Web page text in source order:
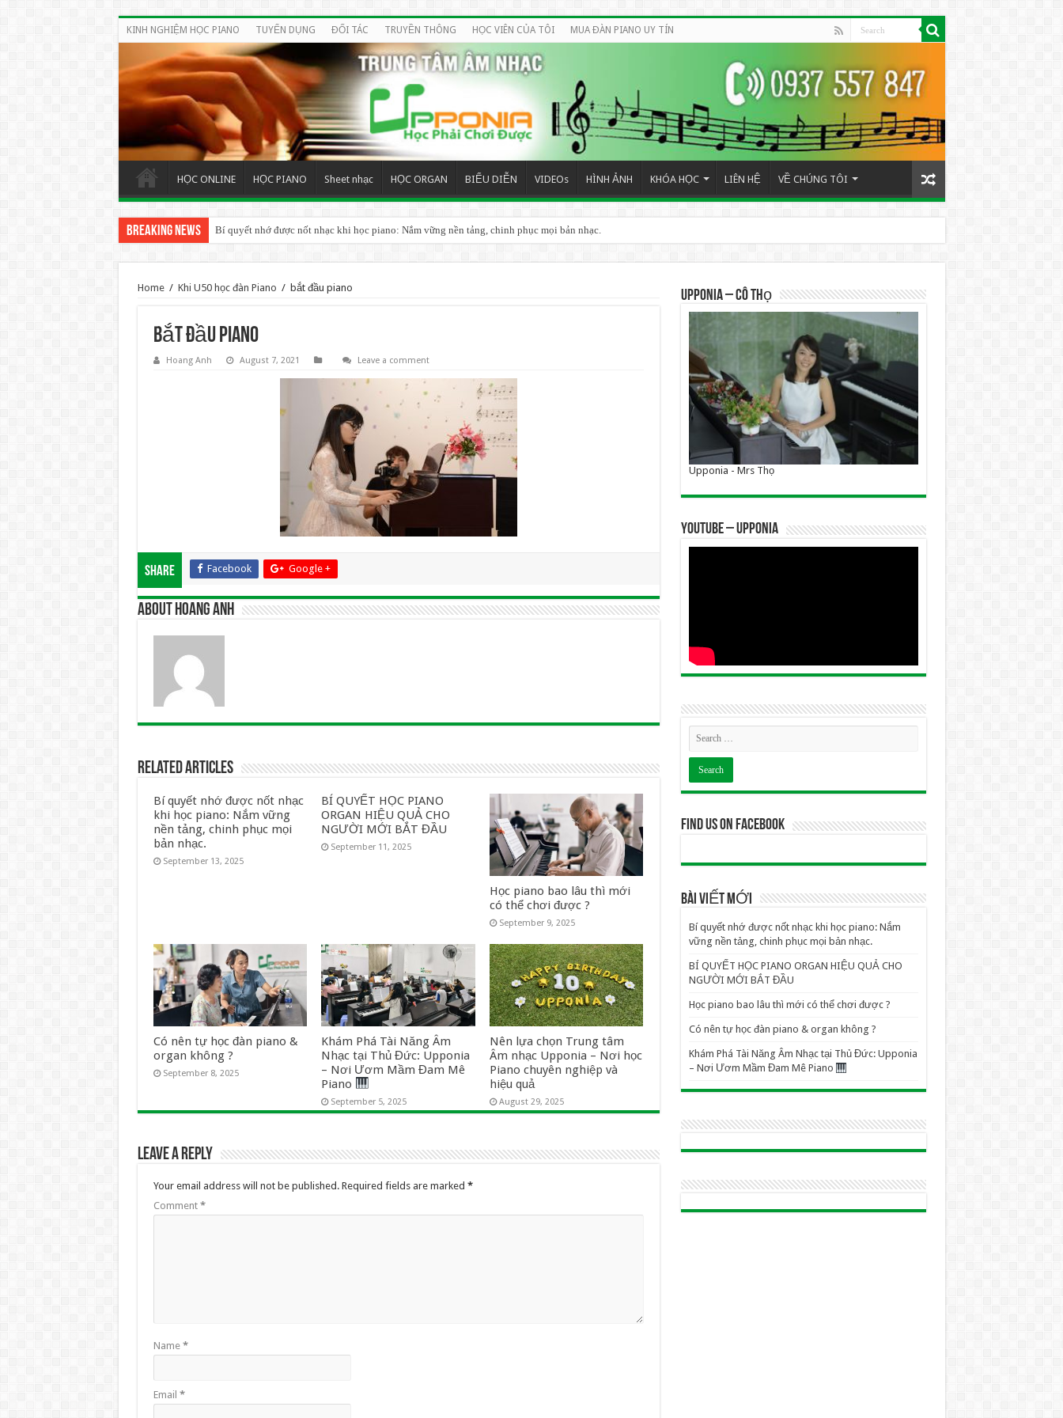
KINH NGHIỆM HỌC PIANO TUYỂN DỤNG ĐỐI TÁC TRUYỀN THÔNG HỌC VIÊN CỦA TÔI MUA ĐÀN PIANO UY TÍN
HỌC ONLINE HỌC PIANO Sheet nhạc HỌC ORGAN BIỂU DIỄN VIDEOs HÌNH ẢNH KHÓA HỌC LIÊN HỆ VỀ CHÚNG TÔI
Breaking News Bí quyết nhớ được nốt nhạc khi học piano: Nắm vững nền tảng, chinh phục mọi bản nhạc.
Home / Khi U50 học đàn Piano / bắt đầu piano
bắt đầu piano
Hoang Anh August 7, 2021 Leave a comment
Share Facebook Google +
About Hoang Anh
Related Articles
Bí quyết nhớ được nốt nhạc
khi học piano: Nắm vững
nền tảng, chinh phục mọi
bản nhạc.
September 13, 2025
BÍ QUYẾT HỌC PIANO
ORGAN HIỆU QUẢ CHO
NGƯỜI MỚI BẮT ĐẦU
September 11, 2025
Học piano bao lâu thì mới
có thể chơi được ?
September 9, 2025
Có nên tự học đàn piano &
organ không ?
September 8, 2025
Khám Phá Tài Năng Âm
Nhạc tại Thủ Đức: Upponia
– Nơi Ươm Mầm Đam Mê
Piano
September 5, 2025
Nên lựa chọn Trung tâm
Âm nhạc Upponia – Nơi học
Piano chuyên nghiệp và
hiệu quả
August 29, 2025
Leave a Reply
Your email address will not be published. Required fields are marked *
Comment *
Name *
Email *
UPPONIA – Cô Thọ
Upponia - Mrs Thọ
YOUTUBE – UPPONIA
Find us on Facebook
BÀI VIẾT MỚI
Bí quyết nhớ được nốt nhạc khi học piano: Nắm
vững nền tảng, chinh phục mọi bản nhạc.
BÍ QUYẾT HỌC PIANO ORGAN HIỆU QUẢ CHO
NGƯỜI MỚI BẮT ĐẦU
Học piano bao lâu thì mới có thể chơi được ?
Có nên tự học đàn piano & organ không ?
Khám Phá Tài Năng Âm Nhạc tại Thủ Đức: Upponia
– Nơi Ươm Mầm Đam Mê Piano